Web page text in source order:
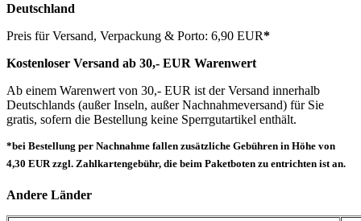
Deutschland
Preis für Versand, Verpackung & Porto: 6,90 EUR*
Kostenloser Versand ab 30,- EUR Warenwert
Ab einem Warenwert von 30,- EUR ist der Versand innerhalb
Deutschlands (außer Inseln, außer Nachnahmeversand) für Sie
gratis, sofern die Bestellung keine Sperrgutartikel enthält.
*bei Bestellung per Nachnahme fallen zusätzliche Gebühren in Höhe von
4,30 EUR zzgl. Zahlkartengebühr, die beim Paketboten zu entrichten ist an.
Andere Länder